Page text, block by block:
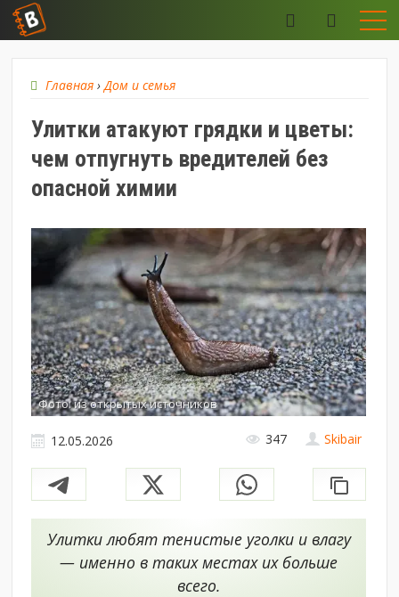
Главная ›Дом и семья
Улитки атакуют грядки и цветы:
чем отпугнуть вредителей без
опасной химии
Фото: из открытых источников
Skibair
12.05.2026 347
Улитки любят тенистые уголки и влагу
— именно в таких местах их больше
всего.